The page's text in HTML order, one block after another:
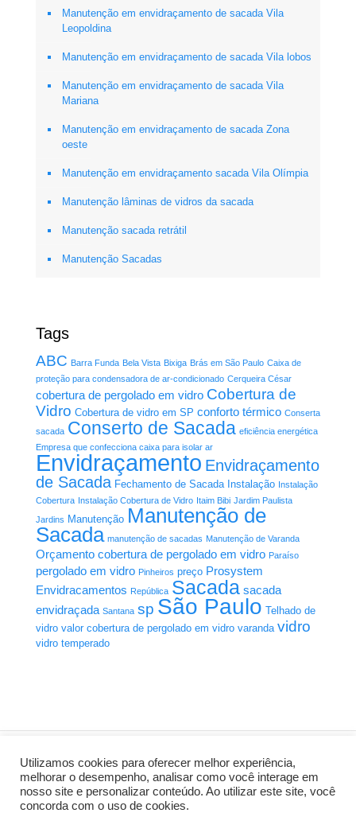
Manutenção em envidraçamento de sacada Vila
Leopoldina
Manutenção em envidraçamento de sacada Vila lobos
Manutenção em envidraçamento de sacada Vila
Mariana
Manutenção em envidraçamento de sacada Zona
oeste
Manutenção em envidraçamento sacada Vila Olímpia
Manutenção lâminas de vidros da sacada
Manutenção sacada retrátil
Manutenção Sacadas
Tags
ABC Barra Funda Bela Vista Bixiga Brás em São Paulo Caixa de
proteção para condensadora de ar-condicionado Cerqueira César
cobertura de pergolado em vidro Cobertura de
Vidro Cobertura de vidro em SP conforto térmico Conserta
sacada Conserto de Sacada eficiência energética
Empresa que confecciona caixa para isolar ar
Envidraçamento Envidraçamento
de Sacada Fechamento de Sacada Instalação Instalação
Cobertura Instalação Cobertura de Vidro Itaim Bibi Jardim Paulista
Jardins Manutenção Manutenção de
Sacada manutenção de sacadas Manutenção de Varanda
Orçamento cobertura de pergolado em vidro Paraíso
pergolado em vidro Pinheiros preço Prosystem
Envidracamentos República Sacada sacada
envidraçada Santana sp São Paulo Telhado de
vidro valor cobertura de pergolado em vidro varanda vidro
vidro temperado
Criação de Sites: AL Mídia Digital
Utilizamos cookies para oferecer melhor experiência,
melhorar o desempenho, analisar como você interage em
nosso site e personalizar conteúdo. Ao utilizar este site, você
concorda com o uso de cookies.